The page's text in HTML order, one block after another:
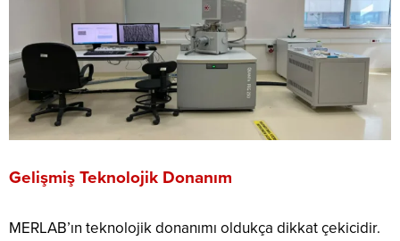
Gelişmiş Teknolojik Donanım
MERLAB’ın teknolojik donanımı oldukça dikkat çekicidir.